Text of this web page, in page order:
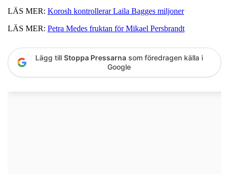
LÄS MER: Korosh kontrollerar Laila Bagges miljoner
LÄS MER: Petra Medes fruktan för Mikael Persbrandt
Lägg till Stoppa Pressarna som föredragen källa i
Google